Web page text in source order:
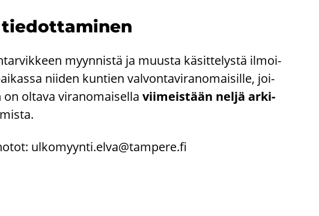
myyn­nis­tä ja muus­ta kä­sit­te­lys­tä il­moi­
nii­den kun­tien val­von­ta­vi­ran­omai­sil­le, joi­
ol­ta­va vi­ran­omai­sel­la vii­meis­tään neljä ar­ki­
ul­ko­myyn­ti.elva@tam­pe­re.fi